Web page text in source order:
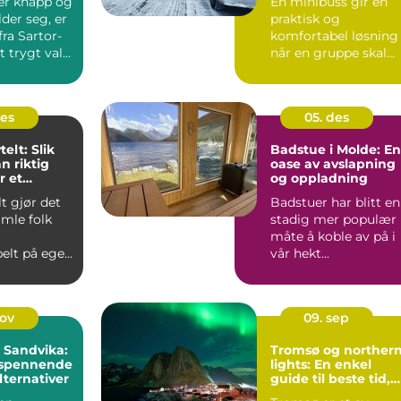
seg, er
Sartor-
trygt valg.
praktisk og
komfortabel løsning
når en gruppe skal
Slik
riktig
et
gjør det
folk
på egen
05. des
Badstue i Molde: En
oase av avslapning
og oppladning
Badstuer har blitt en
stadig mer populær
måte å koble av på i
vår hekt...
09. sep
Tromsø og
lights: En enkel
guide til beste tid,